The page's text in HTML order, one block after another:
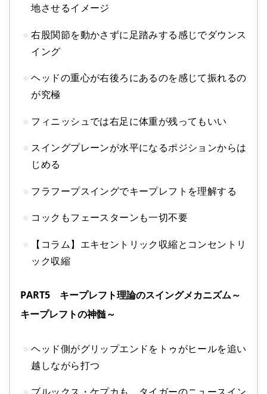
地させるイメージ
右股関節を動かさずに足踏みする感じでダウンス
イング
ヘッドの重心が右後ろにあるのを感じて振れるの
が究極
フィニッシュでは右足に体重が残ってもいい
スイングプレーンが水平になるポジションからは
じめる
フラフープスイングでキープレフトを理解する
コックもフェースターンも一切不要
【コラム】エキセントリック収縮とコンセントリ
ック収縮
PART5 キープレフト理論のスイングメカニズム～
キープレフトの神髄～
ヘッド側がグリップエンドをトゥがヒールを追い
越しながら打つ